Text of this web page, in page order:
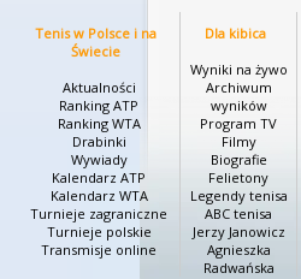
Tenis w Polsce i na
Świecie
Aktualności
Ranking ATP
Ranking WTA
Drabinki
Wywiady
Kalendarz ATP
Kalendarz WTA
Turnieje zagraniczne
Turnieje polskie
Transmisje online
Dla kibica
Wyniki na żywo
Archiwum
wyników
Program TV
Filmy
Biografie
Felietony
Legendy tenisa
ABC tenisa
Jerzy Janowicz
Agnieszka
Radwańska